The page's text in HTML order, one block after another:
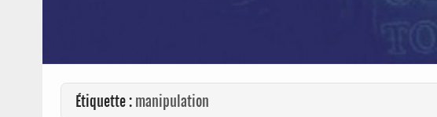
Étiquette : manipulation